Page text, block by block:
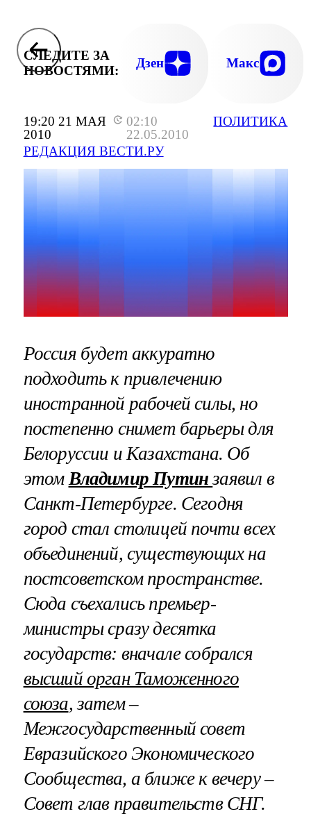
19:20 21 МАЯ
2010
02:10
22.05.2010
РЕДАКЦИЯ ВЕСТИ.РУ
ПОЛИТИКА
СЛЕДИТЕ ЗА
НОВОСТЯМИ:
Дзен Макс
Россия будет аккуратно
подходить к привлечению
иностранной рабочей силы, но
постепенно снимет барьеры для
Белоруссии и Казахстана. Об
этом Владимир Путинзаявил в
Санкт-Петербурге. Сегодня
город стал столицей почти всех
объединений, существующих на
постсоветском пространстве.
Сюда съехались премьер-
министры сразу десятка
государств: вначале собрался
высший орган Таможенного
союза, затем –
Межгосударственный совет
Евразийского Экономического
Сообщества, а ближе к вечеру –
Совет глав правительств СНГ.